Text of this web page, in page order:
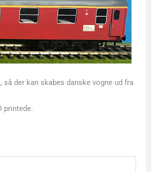
der kan skabes danske vogne ud fra
printede.